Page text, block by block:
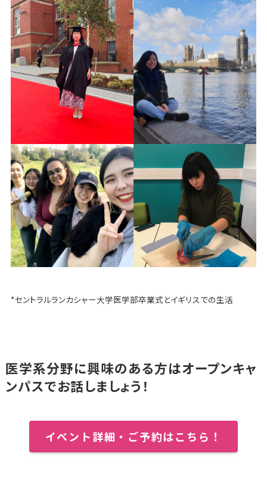
*セントラルランカシャー大学医学部卒業式とイギリスでの生活
医学系分野に興味のある方はオープンキャ
ンパスでお話しましょう！
イベント詳細・ご予約はこちら！